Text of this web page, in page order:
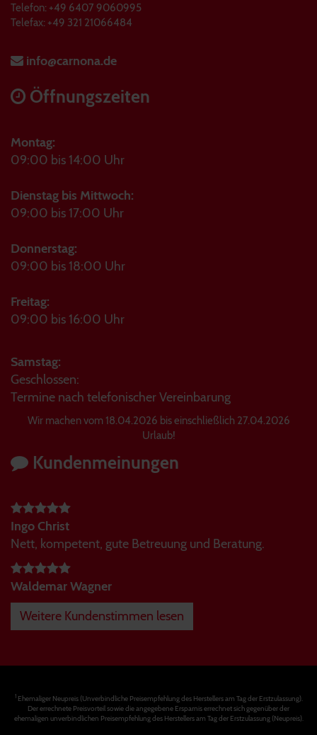
Telefon: +49 6407 9060995
Telefax: +49 321 21066484
info@carnona.de
Öffnungszeiten
Montag:
09:00 bis 14:00 Uhr
Dienstag bis Mittwoch:
09:00 bis 17:00 Uhr
Donnerstag:
09:00 bis 18:00 Uhr
Freitag:
09:00 bis 16:00 Uhr
Samstag:
Geschlossen:
Termine nach telefonischer Vereinbarung
Wir machen vom 18.04.2026 bis einschließlich 27.04.2026
Urlaub!
Kundenmeinungen
Ingo Christ
Nett, kompetent, gute Betreuung und Beratung.
Waldemar Wagner
Weitere Kundenstimmen lesen
1Ehemaliger Neupreis (Unverbindliche Preisempfehlung des Herstellers am Tag der Erstzulassung).
Der errechnete Preisvorteil sowie die angegebene Ersparnis errechnet sich gegenüber der
ehemaligen unverbindlichen Preisempfehlung des Herstellers am Tag der Erstzulassung (Neupreis).